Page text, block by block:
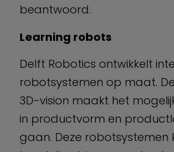
beantwoord.
Learning robots
Delft Robotics ontwikkelt
robotsystemen op maat.
3D-vision maakt het
in productvorm en
gaan. Deze robotsystemen